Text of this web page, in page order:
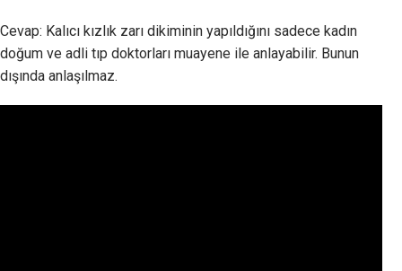
Cevap: Kalıcı kızlık zarı dikiminin yapıldığını sadece kadın
doğum ve adli tıp doktorları muayene ile anlayabilir. Bunun
dışında anlaşılmaz.